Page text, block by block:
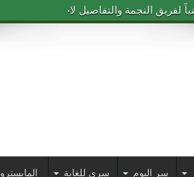
النهائي الاسيوي
سر اليوم سري للغاية المايسترو